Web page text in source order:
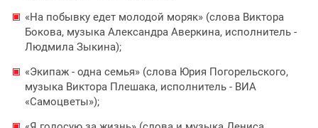
«На побывку едет молодой моряк» (слова Виктора
Бокова, музыка Александра Аверкина, исполнитель -
Людмила Зыкина);
«Экипаж - одна семья» (слова Юрия Погорельского,
музыка Виктора Плешака, исполнитель - ВИА
«Самоцветы»);